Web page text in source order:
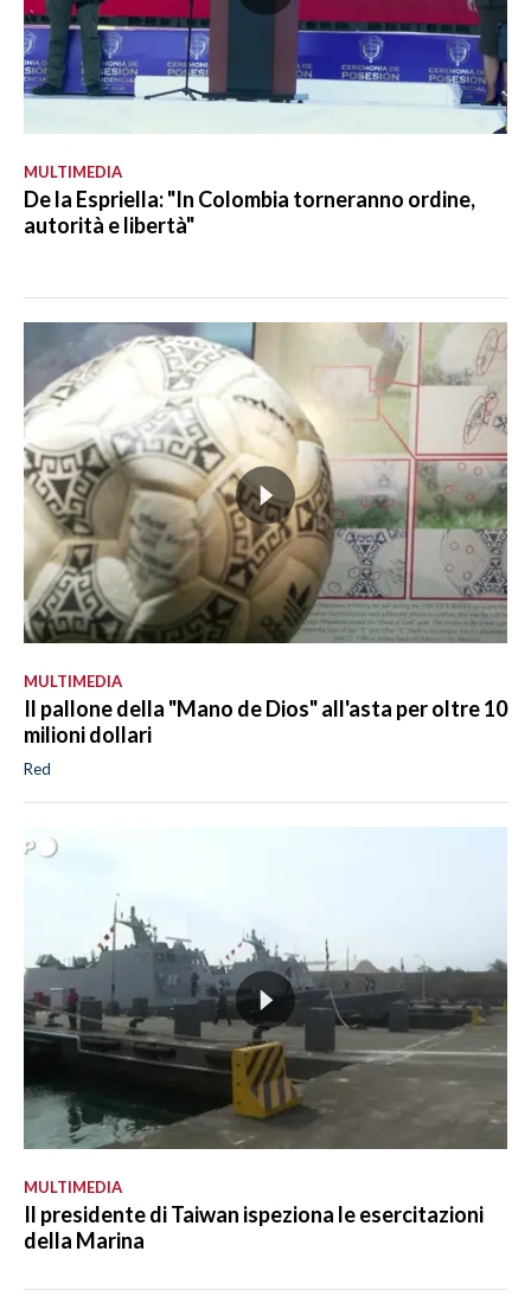
MULTIMEDIA
De la Espriella: "In Colombia torneranno ordine,
autorità e libertà"
MULTIMEDIA
Il pallone della "Mano de Dios" all'asta per oltre 10
milioni dollari
Red
MULTIMEDIA
Il presidente di Taiwan ispeziona le esercitazioni
della Marina